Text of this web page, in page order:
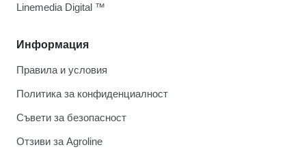
Информация
Правила и условия
Политика за конфиденциалност
Съвети за безопасност
Отзиви за Agroline
Linemedia Digital ™